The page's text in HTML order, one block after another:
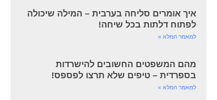
איך אומרים סליחה בערבית – המילה שיכולה
לפתוח דלתות בכל שיחה!
למאמר המלא »
מהם המשפטים החשובים להישרדות
בספרדית – טיפים שלא תרצו לפספס!
למאמר המלא »